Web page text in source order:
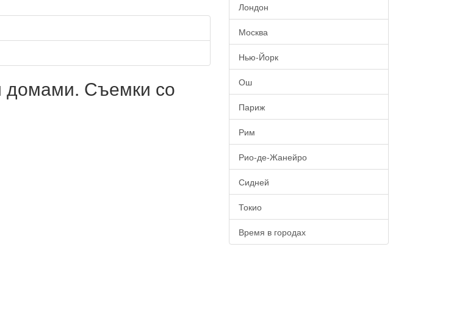
домами. Съемки со
Лондон
Москва
Нью-Йорк
Ош
Париж
Рим
Рио-де-Жанейро
Сидней
Токио
Время в городах